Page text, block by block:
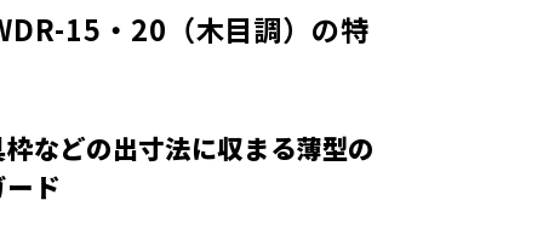
15・20（木目調）の特
などの出寸法に収まる薄型の
ド